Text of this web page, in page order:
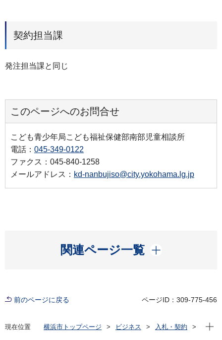
契約担当課
発注担当課と同じ
このページへのお問合せ
こども青少年局こども福祉保健部南部児童相談所
電話： 045-349-0122
ファクス：045-840-1258
メールアドレス： kd-nanbujiso@city.yokohama.lg.jp
関連ページ一覧
開く
前のページに戻る ページID：309-775-456
現在位置 横浜市トップページ ビジネス
入札・契約
現在